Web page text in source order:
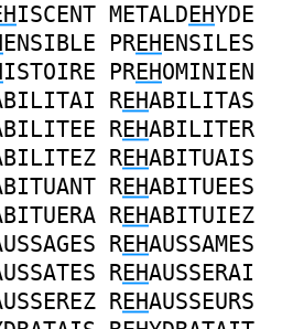
ISCENT METALDEHYDE
ENSIBLE PREHENSILES
ISTOIRE PREHOMINIEN
REHABILITAS
REHABILITER
REHABITUAIS
REHABITUEES
REHABITUIEZ
REHAUSSAMES
REHAUSSERAI
REHAUSSEURS